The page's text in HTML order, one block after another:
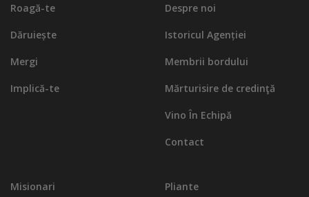
Roagă-te
Dăruiește
Mergi
Implică-te
Despre noi
Istoricul Agenției
Membrii bordului
Mărturisire de credinţă
Vino În Echipă
Contact
Misionari Pliante